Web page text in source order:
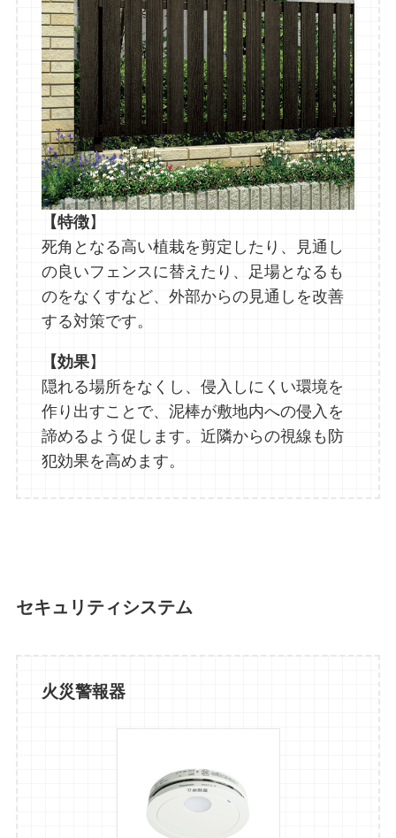
【特徴】
死角となる高い植栽を剪定したり、見通し
の良いフェンスに替えたり、足場となるも
のをなくすなど、外部からの見通しを改善
する対策です。
【効果】
隠れる場所をなくし、侵入しにくい環境を
作り出すことで、泥棒が敷地内への侵入を
諦めるよう促します。近隣からの視線も防
犯効果を高めます。
セキュリティシステム
火災警報器